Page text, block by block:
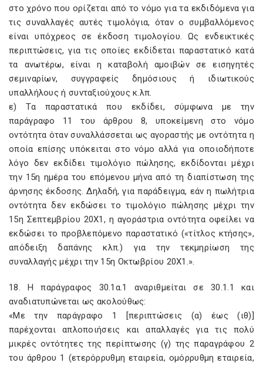
στο χρόνο που ορίζεται από το νόμο για τα εκδιδόμενα για
τις συναλλαγές αυτές τιμολόγια, όταν ο συμβαλλόμενος
είναι υπόχρεος σε έκδοση τιμολογίου. Ως ενδεικτικές
περιπτώσεις, για τις οποίες εκδίδεται παραστατικό κατά
τα ανωτέρω, είναι η καταβολή αμοιβών σε εισηγητές
σεμιναρίων, συγγραφείς δημόσιους ή ιδιωτικούς
υπαλλήλους ή συνταξιούχους κ.λπ.
ε) Τα παραστατικά που εκδίδει, σύμφωνα με την
παράγραφο 11 του άρθρου 8, υποκείμενη στο νόμο
οντότητα όταν συναλλάσσεται ως αγοραστής με οντότητα η
οποία επίσης υπόκειται στο νόμο αλλά για οποιοδήποτε
λόγο δεν εκδίδει τιμολόγιο πώλησης, εκδίδονται μέχρι
την 15η ημέρα του επόμενου μήνα από τη διαπίστωση της
άρνησης έκδοσης. Δηλαδή, για παράδειγμα, εάν η πωλήτρια
οντότητα δεν εκδώσει το τιμολόγιο πώλησης μέχρι την
15η Σεπτεμβρίου 20Χ1, η αγοράστρια οντότητα οφείλει να
εκδώσει το προβλεπόμενο παραστατικό («τίτλος κτήσης»,
απόδειξη δαπάνης κλπ.) για την τεκμηρίωση της
συναλλαγής μέχρι την 15η Οκτωβρίου 20Χ1.».
18. Η παράγραφος 30.1α.1 αναριθμείται σε 30.1.1 και
αναδιατυπώνεται ως ακολούθως:
«Με την παράγραφο 1 [περιπτώσεις (α) έως (ιθ)]
παρέχονται απλοποιήσεις και απαλλαγές για τις πολύ
μικρές οντότητες της περίπτωσης (γ) της παραγράφου 2
του άρθρου 1 (ετερόρρυθμη εταιρεία, ομόρρυθμη εταιρεία,